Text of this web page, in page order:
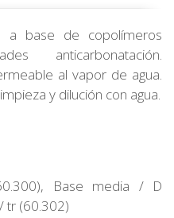
a base de copolímeros
anticarbonatación.
al vapor de agua.
y dilución con agua.
Base media / D
tr (60.302)